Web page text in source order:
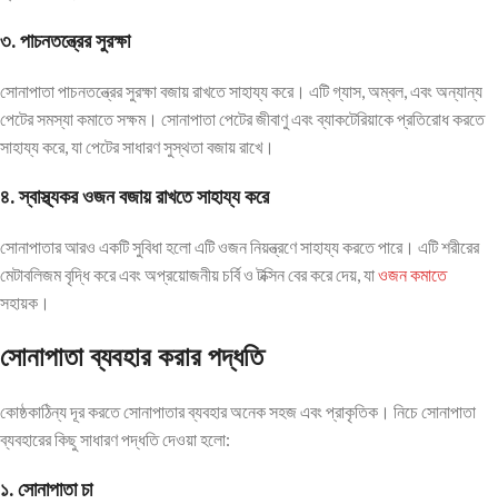
৩. পাচনতন্ত্রের সুরক্ষা
সোনাপাতা পাচনতন্ত্রের সুরক্ষা বজায় রাখতে সাহায্য করে। এটি গ্যাস, অম্বল, এবং অন্যান্য
পেটের সমস্যা কমাতে সক্ষম। সোনাপাতা পেটের জীবাণু এবং ব্যাকটেরিয়াকে প্রতিরোধ করতে
সাহায্য করে, যা পেটের সাধারণ সুস্থতা বজায় রাখে।
৪. স্বাস্থ্যকর ওজন বজায় রাখতে সাহায্য করে
সোনাপাতার আরও একটি সুবিধা হলো এটি ওজন নিয়ন্ত্রণে সাহায্য করতে পারে। এটি শরীরের
মেটাবলিজম বৃদ্ধি করে এবং অপ্রয়োজনীয় চর্বি ও টক্সিন বের করে দেয়, যাওজন কমাতে
সহায়ক।
সোনাপাতা ব্যবহার করার পদ্ধতি
কোষ্ঠকাঠিন্য দূর করতে সোনাপাতার ব্যবহার অনেক সহজ এবং প্রাকৃতিক। নিচে সোনাপাতা
ব্যবহারের কিছু সাধারণ পদ্ধতি দেওয়া হলো:
১. সোনাপাতা চা